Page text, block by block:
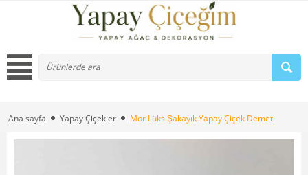
Ana sayfa Yapay Çiçekler Mor Lüks Şakayık Yapay Çiçek Demeti